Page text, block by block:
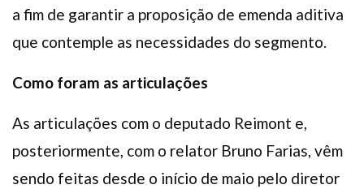
a fim de garantir a proposição de emenda aditiva
que contemple as necessidades do segmento.
Como foram as articulações
As articulações com o deputado Reimont e,
posteriormente, com o relator Bruno Farias, vêm
sendo feitas desde o início de maio pelo diretor